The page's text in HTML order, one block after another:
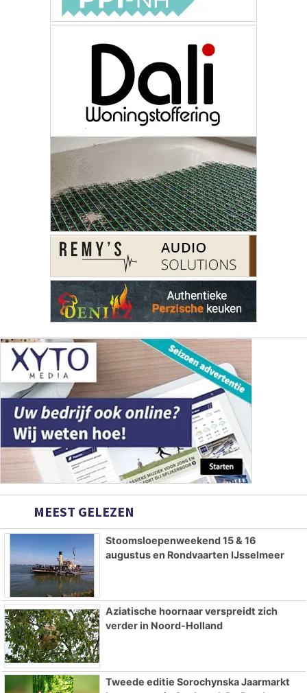
MEEST GELEZEN
Stoomsloepenweekend 15 & 16
augustus en Rondvaarten IJsselmeer
Aziatische hoornaar verspreidt zich
verder in Noord-Holland
Tweede editie Sorochynska Jaarmarkt